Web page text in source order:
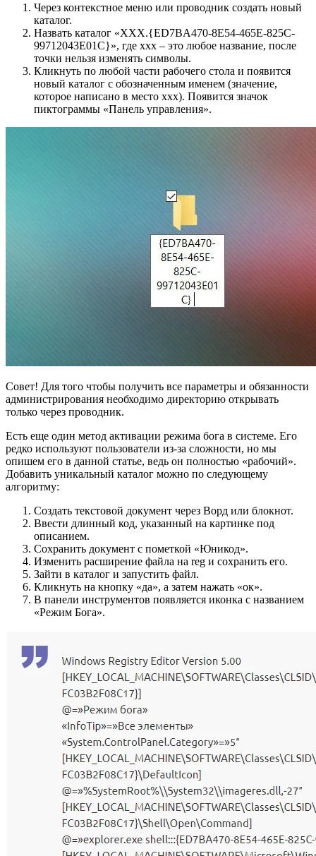
Через контекстное меню или проводник создать новый
каталог.
Назвать каталог «XXX.{ED7BA470-8E54-465E-825C-
99712043E01C}», где ххх – это любое название, после
точки нельзя изменять символы.
Кликнуть по любой части рабочего стола и появится
новый каталог с обозначенным именем (значение,
которое написано в место ххх). Появится значок
пиктограммы «Панель управления».
Совет! Для того чтобы получить все параметры и обязанности
администрирования необходимо директорию открывать
только через проводник.
Есть еще один метод активации режима бога в системе. Его
редко используют пользователи из-за сложности, но мы
опишем его в данной статье, ведь он полностью «рабочий».
Добавить уникальный каталог можно по следующему
алгоритму:
Создать текстовой документ через Ворд или блокнот.
Ввести длинный код, указанный на картинке под
описанием.
Сохранить документ с пометкой «Юникод».
Изменить расширение файла на reg и сохранить его.
Зайти в каталог и запустить файл.
Кликнуть на кнопку «да», а затем нажать «ок».
В панели инструментов появляется иконка с названием
«Режим Бога».